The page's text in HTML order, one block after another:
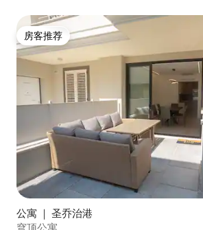
房客推荐
房客推荐
公寓 ｜ 圣乔治港